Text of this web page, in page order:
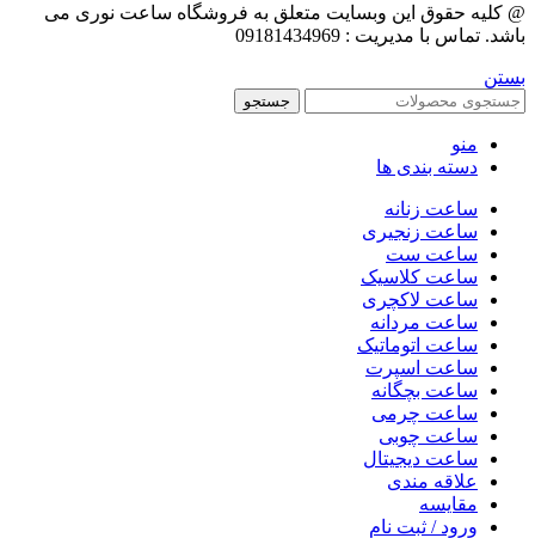
@ کلیه حقوق این وبسایت متعلق به فروشگاه ساعت نوری می
باشد. تماس با مدیریت : 09181434969
بستن
جستجو
منو
دسته بندی ها
ساعت زنانه
ساعت زنجیری
ساعت ست
ساعت کلاسیک
ساعت لاکچری
ساعت مردانه
ساعت اتوماتیک
ساعت اسپرت
ساعت بچگانه
ساعت چرمی
ساعت چوبی
ساعت دیجیتال
علاقه مندی
مقایسه
ورود / ثبت نام